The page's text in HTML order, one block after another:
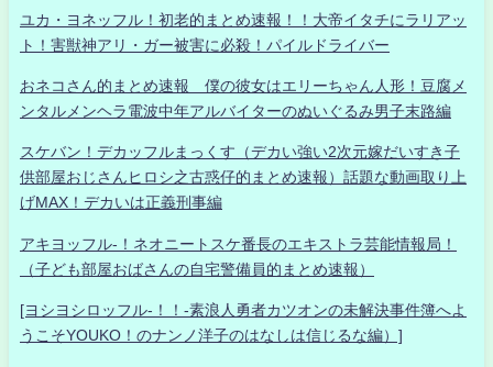
ユカ・ヨネッフル！初老的まとめ速報！！大帝イタチにラリアッ
ト！害獣神アリ・ガー被害に必殺！パイルドライバー
おネコさん的まとめ速報 僕の彼女はエリーちゃん人形！豆腐メ
ンタルメンヘラ電波中年アルバイターのぬいぐるみ男子末路編
スケバン！デカッフルまっくす（デカい強い2次元嫁だいすき子
供部屋おじさんヒロシ之古惑仔的まとめ速報）話題な動画取り上
げMAX！デカいは正義刑事編
アキヨッフル-！ネオニートスケ番長のエキストラ芸能情報局！
（子ども部屋おばさんの自宅警備員的まとめ速報）
[ヨシヨシロッフル-！！-素浪人勇者カツオンの未解決事件簿へよ
うこそYOUKO！のナンノ洋子のはなしは信じるな編）]